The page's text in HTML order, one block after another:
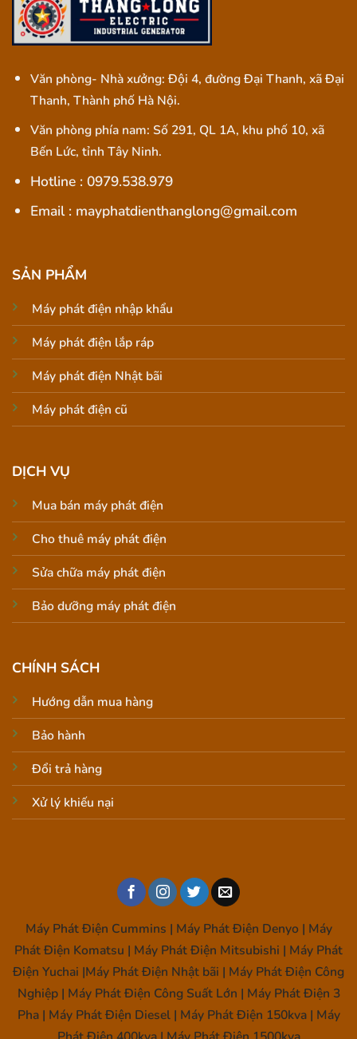
Văn phòng- Nhà xưởng: Đội 4, đường Đại Thanh, xã Đại
Thanh, Thành phố Hà Nội.
Văn phòng phía nam: Số 291, QL 1A, khu phố 10, xã
Bến Lức, tỉnh Tây Ninh.
Hotline : 0979.538.979
Email : mayphatdienthanglong@gmail.com
SẢN PHẨM
Máy phát điện nhập khẩu
Máy phát điện lắp ráp
Máy phát điện Nhật bãi
Máy phát điện cũ
DỊCH VỤ
Mua bán máy phát điện
Cho thuê máy phát điện
Sửa chữa máy phát điện
Bảo dưỡng máy phát điện
CHÍNH SÁCH
Hướng dẫn mua hàng
Bảo hành
Đổi trả hàng
Xử lý khiếu nại
Máy Phát Điện Cummins | Máy Phát Điện Denyo | Máy
Phát Điện Komatsu | Máy Phát Điện Mitsubishi | Máy Phát
Điện Yuchai |Máy Phát Điện Nhật bãi | Máy Phát Điện Công
Nghiệp | Máy Phát Điện Công Suất Lớn | Máy Phát Điện 3
Pha | Máy Phát Điện Diesel | Máy Phát Điện 150kva | Máy